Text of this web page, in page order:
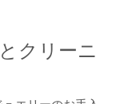
クリーニ